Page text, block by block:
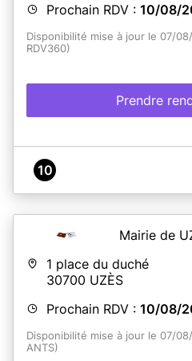
Maison des Services 1 et 2 : 1
Mairie annexe de Baliste : rue
vendredi de 9h à 12h30 et de
au vendredi de 8h15 à 12h45
LE RETRAIT de votre
sans rendez-vous. Restitution
En
Prochain RDV : 10/08/
Disponibilité mise à jour le 07/
RDV360)
Prendre
10
Mairie de
1 place du duché
30700 UZÈS
Prochain RDV : 10/08/
Disponibilité mise à jour le 07/
ANTS)